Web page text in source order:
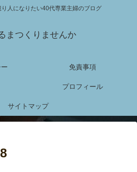
人になりたい40代専業主婦のブログ
まつくりませんか
免責事項
プロフィール
サイトマップ